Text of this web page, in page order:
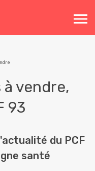
Toggle
navigation
vendre,
93
du PCF
santé